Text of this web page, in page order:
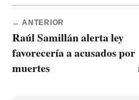
← ANTERIOR
Raúl Samillán alerta ley
favorecería a acusados por
muertes